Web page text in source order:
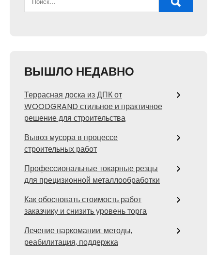
ВЫШЛО НЕДАВНО
Террасная доска из ДПК от
WOODGRAND стильное и практичное
решение для строительства
Вывоз мусора в процессе
строительных работ
Профессиональные токарные резцы
для прецизионной металлообработки
Как обосновать стоимость работ
заказчику и снизить уровень торга
Лечение наркомании: методы,
реабилитация, поддержка